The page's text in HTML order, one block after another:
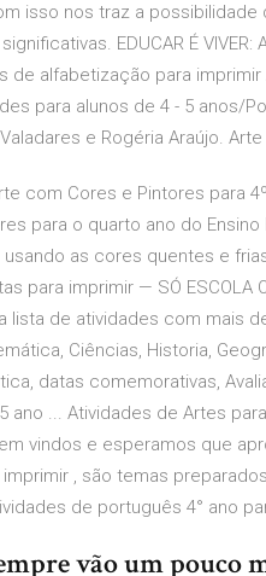
isso nos traz a
EDUCAR É
de alfabetização para
para alunos de 4 - 5 anos/
e Rogéria Araújo.
com Cores e Pintores para
para o quarto ano do
as cores quentes e
para imprimir — SÓ ESCOLA
lista de atividades com mais
Ciências, Historia,
datas comemorativas,
ano ... Atividades de Artes
vindos e esperamos que
, são temas
de português 4° ano
vão um pouco